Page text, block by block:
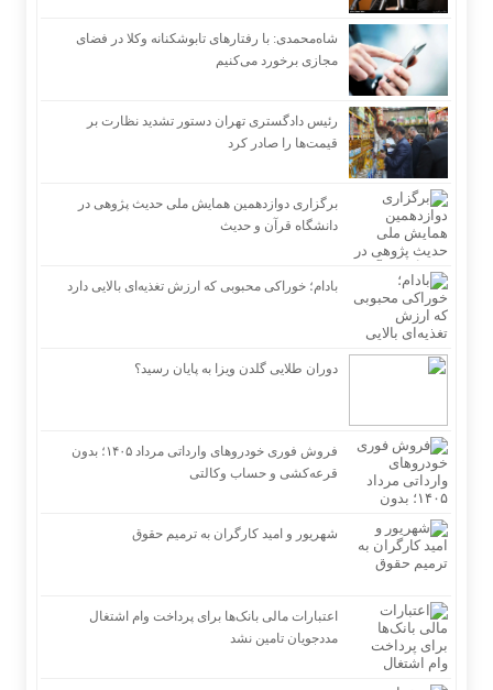
شاه‌محمدی: با رفتارهای تابوشکنانه وکلا در فضای
مجازی برخورد می‌کنیم
رئیس دادگستری تهران دستور تشدید نظارت بر
قیمت‌ها را صادر کرد
برگزاری دوازدهمین همایش ملی حدیث پژوهی در
دانشگاه قرآن و حدیث
بادام؛ خوراکی محبوبی که ارزش تغذیه‌ای بالایی دارد
دوران طلایی گلدن ویزا به پایان رسید؟
فروش فوری خودروهای وارداتی مرداد ۱۴۰۵؛ بدون
قرعه‌کشی و حساب وکالتی
شهریور و امید کارگران به ترمیم حقوق
اعتبارات مالی بانک‌ها برای پرداخت وام اشتغال
مددجویان تامین نشد